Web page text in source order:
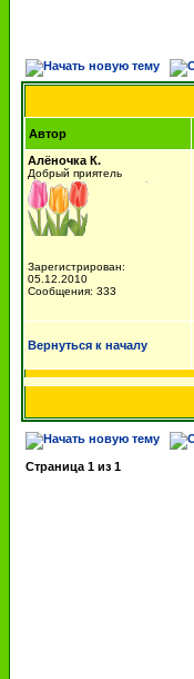
Автор
Алёночка К.
Добрый приятель
Зарегистрирован:
05.12.2010
Сообщения: 333
Вернуться к началу
Страница 1 из 1